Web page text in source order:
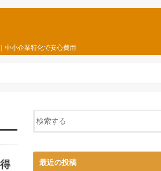
中小企業特化で安心費用
最近の投稿